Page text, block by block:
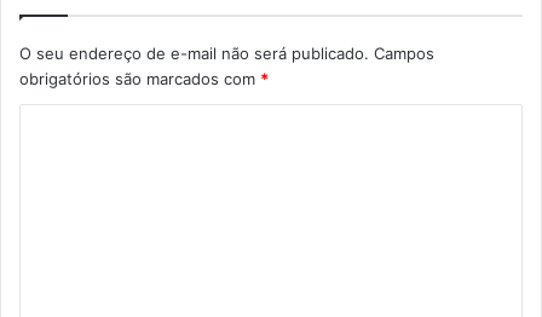
O seu endereço de e-mail não será publicado. Campos
obrigatórios são marcados com *